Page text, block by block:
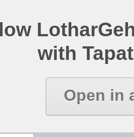
with
Open in